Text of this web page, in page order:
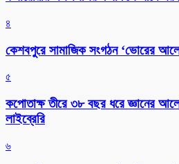
৪
কেশবপুরে সামাজিক সংগঠন ‘ভোরের
৫
কপোতাক্ষ তীরে ৩৮ বছর ধরে জ্ঞানের
লাইব্রেরি
৬